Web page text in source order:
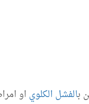
بالفشل الكلوياو